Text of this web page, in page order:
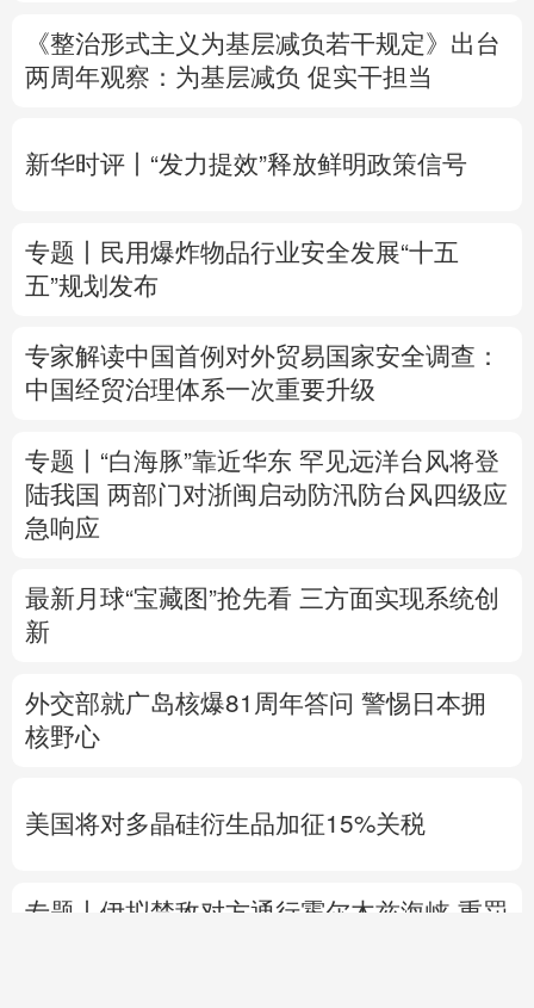
English Español Français عربى
Deutsch Português
《整治形式主义为基层减负若干规定》出台
两周年观察 ：为基层减负 促实干担当
新华时评丨“发力提效”释放鲜明政策信号
专题丨
民用爆炸物品行业安全发展“十五
五”规划发布
专家解读中国首例对外贸易国家安全调查：
中国经贸治理体系一次重要升级
专题丨 “白海豚”靠近华东 罕见远洋台风将登
陆我国 两部门对浙闽启动防汛防台风四级应
急响应
最新月球“宝藏图”抢先看 三方面实现系统创
新
外交部就广岛核爆81周年答问 警惕日本拥
核野心
美国将对多晶硅衍生品加征15%关税
专题丨 伊拟禁敌对方通行霍尔木兹海峡 重罚